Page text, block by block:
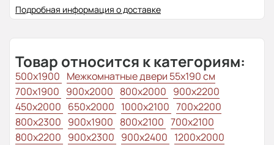
Подробная информация о доставке
Товар относится к категориям:
500x1900 Межкомнатные двери 55х190 см
700x1900 900x2000 800x2000 900x2200
450x2000 650x2000 1000x2100 700x2200
800x2300 900x1900 800x2100 700x2100
800x2200 900x2300 900x2400 1200x2000